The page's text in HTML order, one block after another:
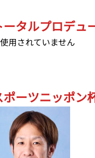
ータルプロデュ
使用されていません
ポーツニッポン